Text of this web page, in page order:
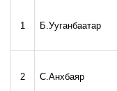
1 Б.Ууганбаатар
2 С.Анхбаяр